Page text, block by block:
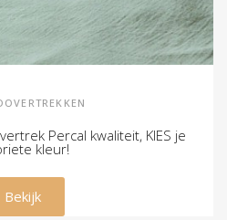
Percal kwaliteit, KIES je
kleur!
€ 79,00
Bekijk